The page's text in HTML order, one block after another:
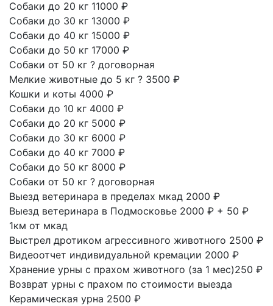
Собаки до 20 кг 11000 ₽
Собаки до 30 кг 13000 ₽
Собаки до 40 кг 15000 ₽
Собаки до 50 кг 17000 ₽
Собаки от 50 кг ? договорная
Мелкие животные до 5 кг ? 3500 ₽
Кошки и коты 4000 ₽
Собаки до 10 кг 4000 ₽
Собаки до 20 кг 5000 ₽
Собаки до 30 кг 6000 ₽
Собаки до 40 кг 7000 ₽
Собаки до 50 кг 8000 ₽
Собаки от 50 кг ? договорная
Выезд ветеринара в пределах мкад 2000 ₽
Выезд ветеринара в Подмосковье 2000 ₽ + 50 ₽
1км от мкад
Выстрел дротиком агрессивного животного 2500 ₽
Видеоотчет индивидуальной кремации 2000 ₽
Хранение урны с прахом животного (за 1 мес)250 ₽
Возврат урны с прахом по стоимости выезда
Керамическая урна 2500 ₽